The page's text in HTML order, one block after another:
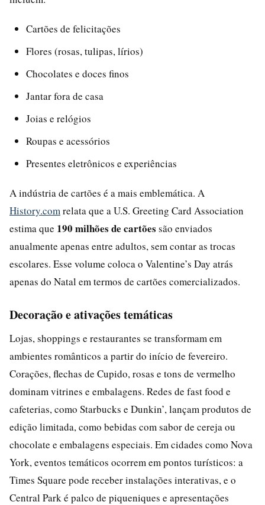
Cartões de felicitações
Flores (rosas, tulipas, lírios)
Chocolates e doces finos
Jantar fora de casa
Joias e relógios
Roupas e acessórios
Presentes eletrônicos e experiências
A indústria de cartões é a mais emblemática. A
History.com relata que a U.S. Greeting Card Association
estima que 190 milhões de cartões são enviados
anualmente apenas entre adultos, sem contar as trocas
escolares. Esse volume coloca o Valentine’s Day atrás
apenas do Natal em termos de cartões comercializados.
Decoração e ativações temáticas
Lojas, shoppings e restaurantes se transformam em
ambientes românticos a partir do início de fevereiro.
Corações, flechas de Cupido, rosas e tons de vermelho
dominam vitrines e embalagens. Redes de fast food e
cafeterias, como Starbucks e Dunkin’, lançam produtos de
edição limitada, como bebidas com sabor de cereja ou
chocolate e embalagens especiais. Em cidades como Nova
York, eventos temáticos ocorrem em pontos turísticos: a
Times Square pode receber instalações interativas, e o
Central Park é palco de piqueniques e apresentações